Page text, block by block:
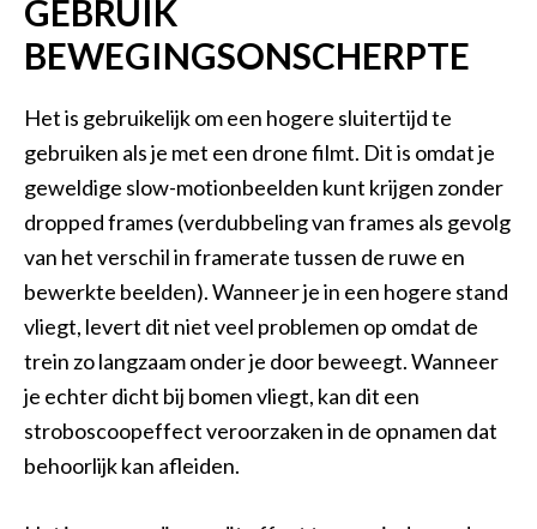
GEBRUIK
BEWEGINGSONSCHERPTE
Het is gebruikelijk om een hogere sluitertijd te
gebruiken als je met een drone filmt. Dit is omdat je
geweldige slow-motionbeelden kunt krijgen zonder
dropped frames (verdubbeling van frames als gevolg
van het verschil in framerate tussen de ruwe en
bewerkte beelden). Wanneer je in een hogere stand
vliegt, levert dit niet veel problemen op omdat de
trein zo langzaam onder je door beweegt. Wanneer
je echter dicht bij bomen vliegt, kan dit een
stroboscoopeffect veroorzaken in de opnamen dat
behoorlijk kan afleiden.